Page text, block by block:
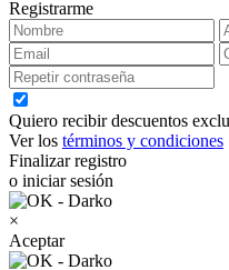
Registrarme
Quiero recibir descuentos
Ver los términos y condiciones
Finalizar registro
o iniciar sesión
×
Aceptar